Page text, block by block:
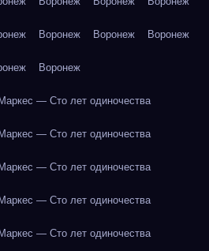
Воронеж Воронеж Воронеж
Воронеж
— Сто лет одиночества
— Сто лет одиночества
— Сто лет одиночества
— Сто лет одиночества
— Сто лет одиночества